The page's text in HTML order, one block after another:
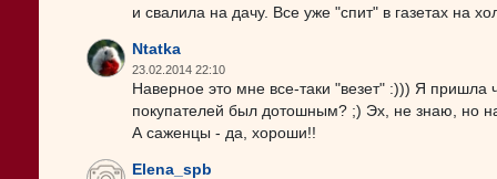
и свалила на дачу. Все уже "спит" в газетах на
Ntatka
23.02.2014 22:10
Наверное это мне все-таки "везет" :))) Я пришла
покупателей был дотошным? ;) Эх, не знаю, но
А саженцы - да, хороши!!
Elena_spb